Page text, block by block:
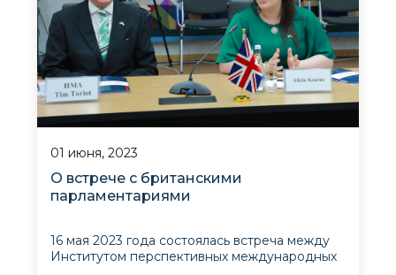
01 июня, 2023
О встрече с британскими
парламентариями
16 мая 2023 года состоялась встреча между
Институтом перспективных международных